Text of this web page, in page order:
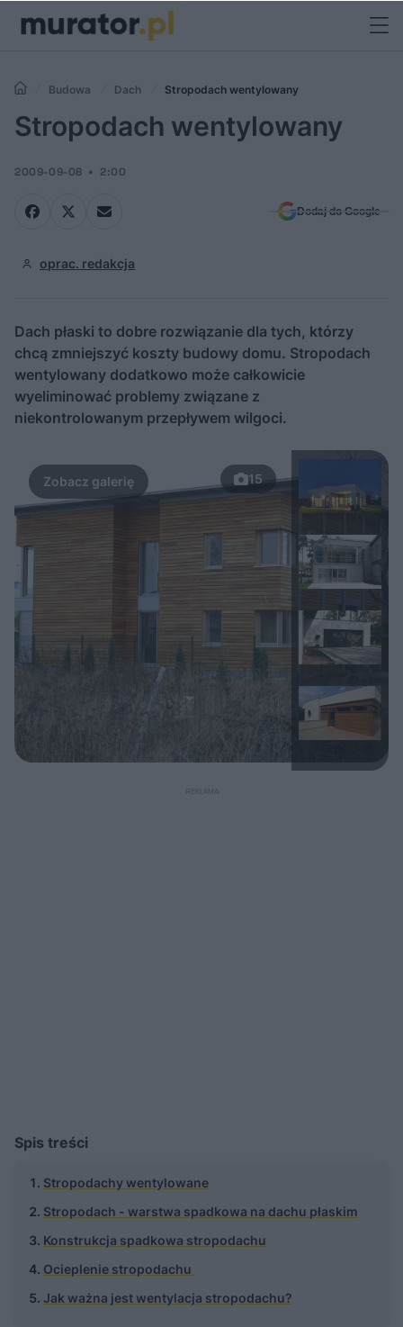
Budowa Dach Stropodach wentylowany
Stropodach wentylowany
2009-09-08 2:00
Dodaj do Google
oprac. redakcja
Dach płaski to dobre rozwiązanie dla tych, którzy
chcą zmniejszyć koszty budowy domu. Stropodach
wentylowany dodatkowo może całkowicie
wyeliminować problemy związane z
niekontrolowanym przepływem wilgoci.
15
Spis treści
Stropodachy wentylowane
Stropodach - warstwa spadkowa na dachu płaskim
Konstrukcja spadkowa stropodachu
Ocieplenie stropodachu
Jak ważna jest wentylacja stropodachu?